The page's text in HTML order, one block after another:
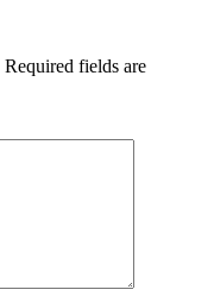
Required fields are